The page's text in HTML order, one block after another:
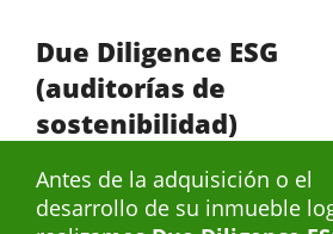
Antes de la adquisición o el
desarrollo de su inmueble
Due Diligence ESG
(auditorías de
sostenibilidad)